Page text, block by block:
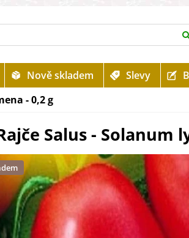
Nově skladem Slevy
- 0,2 g
Salus - Solanum